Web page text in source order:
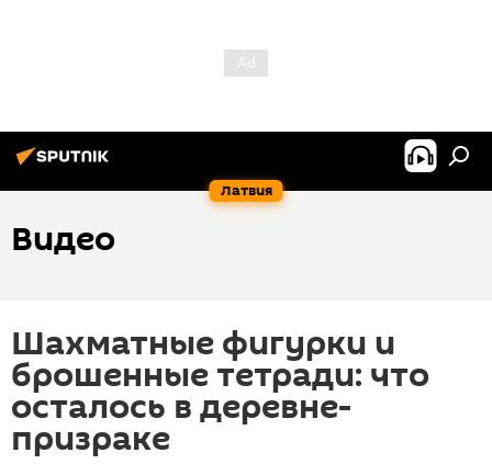
Латвия
Видео
Шахматные фигурки и
брошенные тетради: что
осталось в деревне-
призраке